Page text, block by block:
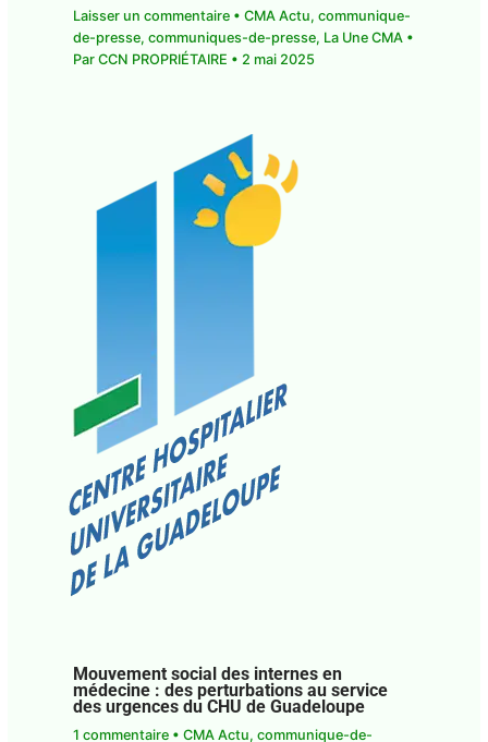
Laisser un commentaire • CMA Actu, communique-
de-presse, communiques-de-presse, La Une CMA•
Par CCN PROPRIÉTAIRE • 2 mai 2025
Mouvement social des internes en
médecine : des perturbations au service
des urgences du CHU de Guadeloupe
1 commentaire • CMA Actu, communique-de-